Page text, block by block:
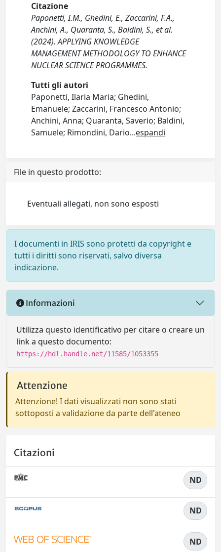
Citazione
Paponetti, I.M., Ghedini, E., Zaccarini, F.A.,
Anchini, A., Quaranta, S., Baldini, S., et al.
(2024). APPLYING KNOWLEDGE
MANAGEMENT METHODOLOGY TO ENHANCE
NUCLEAR SCIENCE PROGRAMMES.
Tutti gli autori
Paponetti, Ilaria Maria; Ghedini,
Emanuele; Zaccarini, Francesco Antonio;
Anchini, Anna; Quaranta, Saverio; Baldini,
Samuele; Rimondini, Dario...espandi
File in questo prodotto:
Eventuali allegati, non sono esposti
I documenti in IRIS sono protetti da copyright e
tutti i diritti sono riservati, salvo diversa
indicazione.
Informazioni
Utilizza questo identificativo per citare o creare un
link a questo documento:
https://hdl.handle.net/11585/1053355
Attenzione
Attenzione! I dati visualizzati non sono stati
sottoposti a validazione da parte dell'ateneo
Citazioni
ND
ND
ND